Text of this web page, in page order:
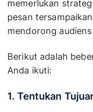
memerlukan
pesan
mendorong
Berikut adalah
Anda ikuti:
1. Tentukan